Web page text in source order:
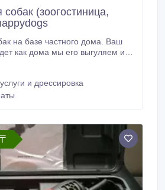
(зоогостиница,
на базе частного дома. Ваш
как дома мы его выгуляем и
Учтем все Ваши пожелания
вашего любимца. По Вашему
и дрессировка.
и дрессировка